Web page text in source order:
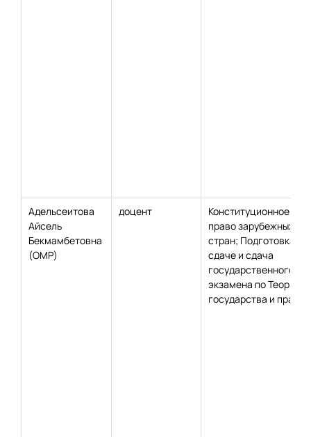
Адельсеитова
Айсель
Бекмамбетовна
(ОМР)
доцент
Конституционное
право зарубежных
стран; Подготовка к
сдаче и сдача
государственного
экзамена по Теории
государства и права